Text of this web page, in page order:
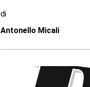
di
Antonello Micali